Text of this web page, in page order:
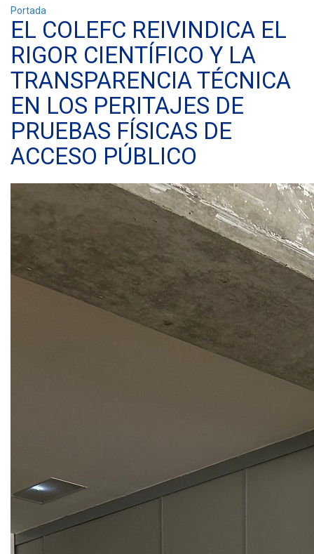
Portada
EL COLEFC REIVINDICA EL
RIGOR CIENTÍFICO Y LA
TRANSPARENCIA TÉCNICA
EN LOS PERITAJES DE
PRUEBAS FÍSICAS DE
ACCESO PÚBLICO